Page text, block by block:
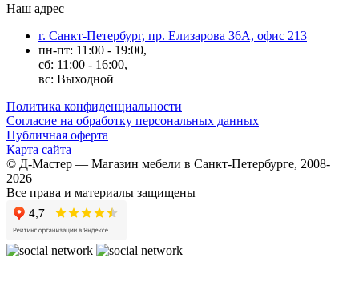
Наш адрес
г. Санкт-Петербург, пр. Елизарова 36А, офис 213
пн-пт: 11:00 - 19:00,
сб: 11:00 - 16:00,
вс: Выходной
Политика конфиденциальности
Согласие на обработку персональных данных
Публичная оферта
Карта сайта
© Д-Мастер — Магазин мебели в Санкт-Петербурге, 2008-
2026
Все права и материалы защищены